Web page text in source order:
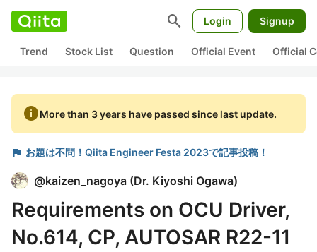
search Login Signup
Trend Stock List Question Official Event Official
infoMore than 3 years have passed since last update.
flag お題は不問！Qiita Engineer Festa 2023で記事投稿！
@kaizen_nagoya (Dr. Kiyoshi Ogawa)
Requirements on OCU Driver,
No.614, CP, AUTOSAR R22-11